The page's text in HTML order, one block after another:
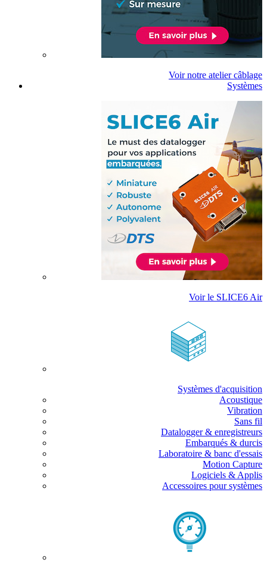
Voir notre atelier câblage
Systèmes
Voir le SLICE6 Air
Systèmes d'acquisition
Acoustique
Vibration
Sans fil
Datalogger & enregistreurs
Embarqués & durcis
Laboratoire & banc d'essais
Motion Capture
Logiciels & Applis
Accessoires pour systèmes